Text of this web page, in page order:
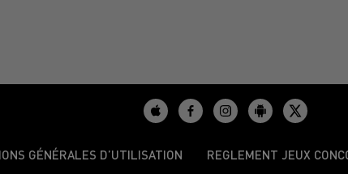
GÉNÉRALES D’UTILISATION REGLEMENT JEUX